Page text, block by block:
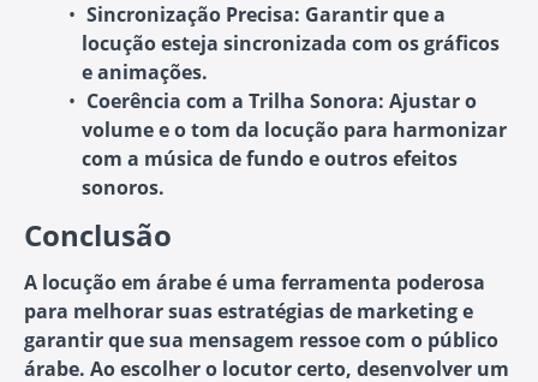
Sincronização Precisa: Garantir que a
locução esteja sincronizada com os gráficos
e animações.
Coerência com a Trilha Sonora: Ajustar o
volume e o tom da locução para harmonizar
com a música de fundo e outros efeitos
sonoros.
Conclusão
A locução em árabe é uma ferramenta poderosa
para melhorar suas estratégias de marketing e
garantir que sua mensagem ressoe com o público
árabe. Ao escolher o locutor certo, desenvolver um